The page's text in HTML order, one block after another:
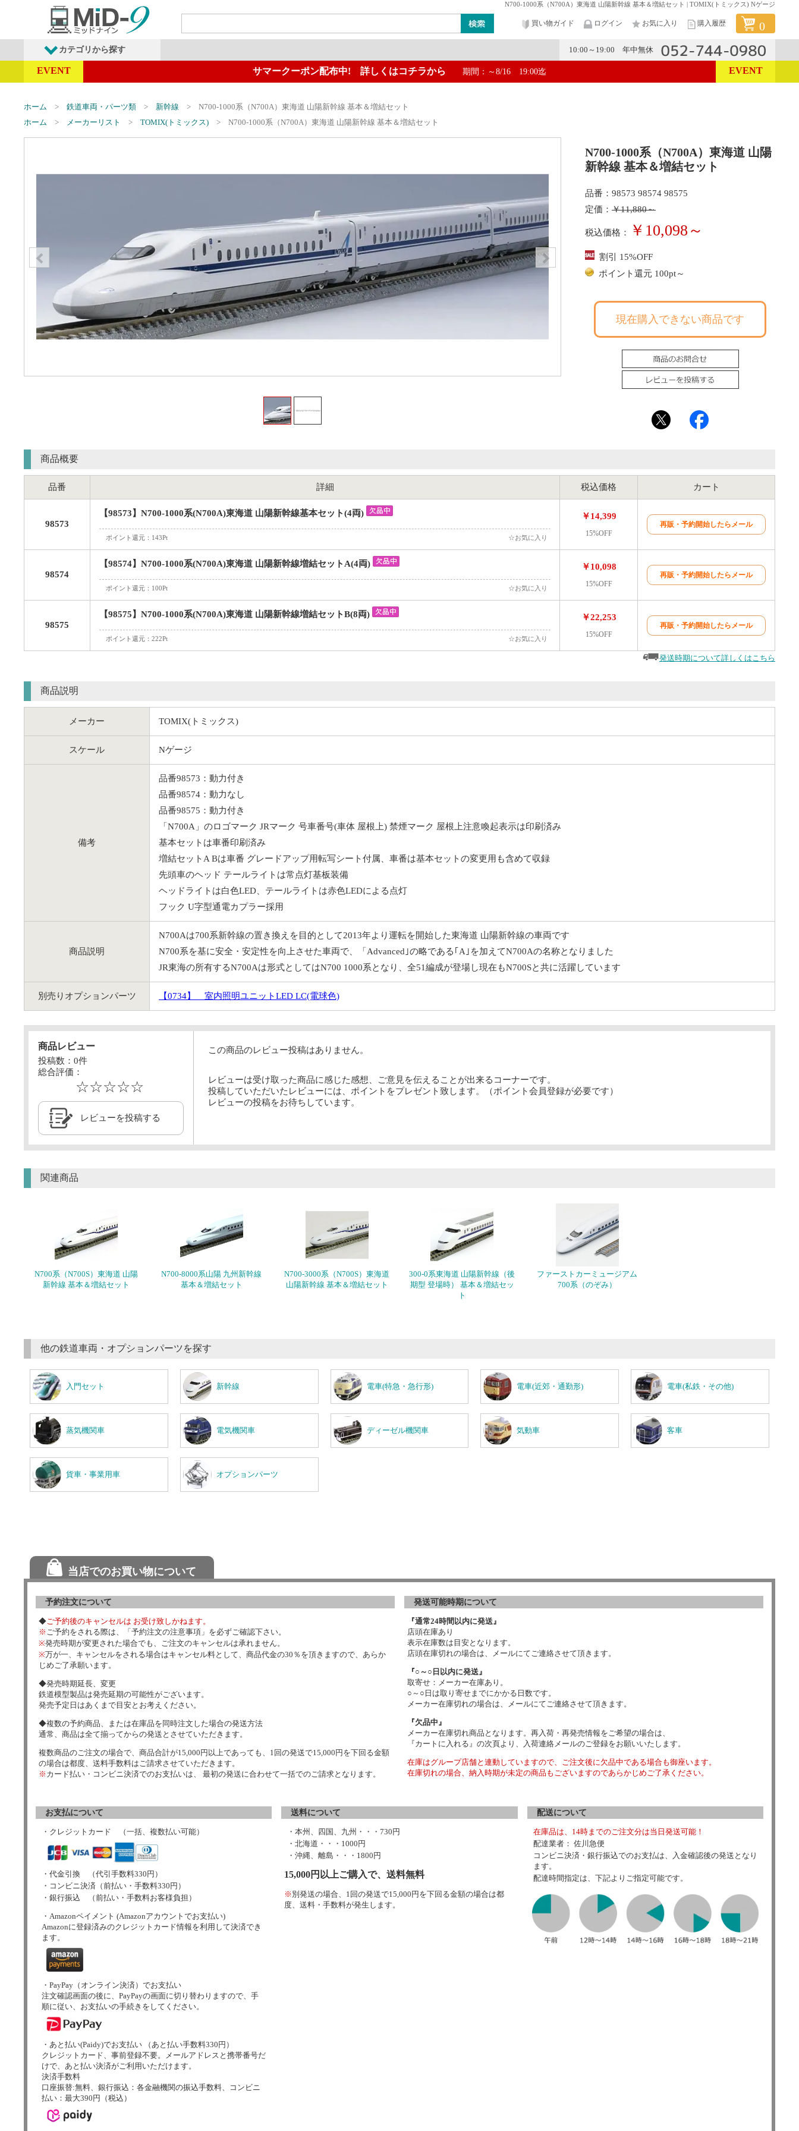
N700-1000系（N700A）東海道 山陽新幹線 基本＆増結セット | TOMIX(トミックス) Nゲージ
買い物ガイド ログイン お気に入り 購入履歴 0
カテゴリから探す 10:00～19:00 年中無休
発売予定商品 鉄道車両・オプション レイアウト・ジオラマ類 工具・塗料・その他 メーカー
EVENT サマークーポン配布中! 詳しくはコチラから 期間：～8/16 19:00迄 EVENT
ホーム 鉄道車両・パーツ類 新幹線
N700-1000系（N700A）東海道 山陽新幹線 基本＆増結セット
ホーム
メーカーリスト TOMIX(トミックス) N700-1000系（N700A）東海道 山陽新幹線 基本＆増結セット
N700-1000系（N700A）東海道 山陽
新幹線 基本＆増結セット
品番：98573 98574 98575
定価： ￥11,880～
税込価格： ￥10,098～
割引 15%OFF
ポイント還元 100pt～
現在購入できない商品です
商品概要
品番 詳細 税込価格 カート
98573
【98573】N700-1000系(N700A)東海道 山陽新幹線基本セット(4両)
ポイント還元：143Pt ☆お気に入り
￥14,399
15%OFF
再販・予約開始したらメール
98574
【98574】N700-1000系(N700A)東海道 山陽新幹線増結セットA(4両)
ポイント還元：100Pt ☆お気に入り
￥10,098
15%OFF
再販・予約開始したらメール
98575
【98575】N700-1000系(N700A)東海道 山陽新幹線増結セットB(8両)
ポイント還元：222Pt ☆お気に入り
￥22,253
15%OFF
再販・予約開始したらメール
発送時期について詳しくはこちら
商品説明
メーカー TOMIX(トミックス)
スケール Nゲージ
備考
品番98573：動力付き
品番98574：動力なし
品番98575：動力付き
「N700A」のロゴマーク JRマーク 号車番号(車体 屋根上) 禁煙マーク 屋根上注意喚起表示は印刷済み
基本セットは車番印刷済み
増結セットA Bは車番 グレードアップ用転写シート付属、車番は基本セットの変更用も含めて収録
先頭車のヘッド テールライトは常点灯基板装備
ヘッドライトは白色LED、テールライトは赤色LEDによる点灯
フック U字型通電カプラー採用
商品説明
N700Aは700系新幹線の置き換えを目的として2013年より運転を開始した東海道 山陽新幹線の車両です
N700系を基に安全・安定性を向上させた車両で、「Advanced｣の略である｢A｣を加えてN700Aの名称となりました
JR東海の所有するN700Aは形式としてはN700 1000系となり、全51編成が登場し現在もN700Sと共に活躍しています
別売りオプションパーツ 【0734】 室内照明ユニットLED LC(電球色)
商品レビュー
投稿数： 0件
総合評価：
☆☆☆☆☆
レビューを投稿する
この商品のレビュー投稿はありません。
レビューは受け取った商品に感じた感想、ご意見を伝えることが出来るコーナーです。
投稿していただいたレビューには、ポイントをプレゼント致します。（ポイント会員登録が必要です）
レビューの投稿をお待ちしています。
関連商品
N700系（N700S）東海道 山陽
新幹線 基本＆増結セット
N700-8000系山陽 九州新幹線
基本＆増結セット
N700-3000系（N700S）東海道
山陽新幹線 基本＆増結セット
300-0系東海道 山陽新幹線（後
期型 登場時） 基本＆増結セッ
ト
ファーストカーミュージアム
700系（のぞみ）
他の鉄道車両・オプションパーツを探す
入門セット 新幹線 電車(特急・急行形) 電車(近郊・通勤形) 電車(私鉄・その他)
蒸気機関車 電気機関車 ディーゼル機関車 気動車 客車
貨車・事業用車 オプションパーツ
当店でのお買い物について
予約注文について
◆ご予約後のキャンセルは お受け致しかねます。
※ ご予約をされる際は、「予約注文の注意事項」を必ずご確認下さい。
※発売時期が変更された場合でも、ご注文のキャンセルは承れません。
※万が一、キャンセルをされる場合はキャンセル料として、商品代金の30％を頂きますので、あらか
じめご了承願います。
◆発売時期延長、変更
鉄道模型製品は発売延期の可能性がございます。
発売予定日はあくまで目安とお考えください。
◆複数の予約商品、または在庫品を同時注文した場合の発送方法
通常、商品は全て揃ってからの発送とさせていただきます。
複数商品のご注文の場合で、商品合計が15,000円以上であっても、1回の発送で15,000円を下回る金額
の場合は都度、送料手数料はご請求させていただきます。
※ カード払い・コンビニ決済でのお支払いは、 最初の発送に合わせて一括でのご請求となります。
発送可能時期について
『通常24時間以内に発送』
店頭在庫あり
表示在庫数は目安となります。
店頭在庫切れの場合は、メールにてご連絡させて頂きます。
『○～○日以内に発送』
取寄せ：メーカー在庫あり。
○～○日は取り寄せまでにかかる日数です。
メーカー在庫切れの場合は、メールにてご連絡させて頂きます。
『欠品中』
メーカー在庫切れ商品となります。再入荷・再発売情報をご希望の場合は、
『カートに入れる』の次頁より、入荷連絡メールのご登録をお願いいたします。
在庫はグループ店舗と連動していますので、ご注文後に欠品中である場合も御座います。
在庫切れの場合、納入時期が未定の商品もございますのであらかじめご了承ください。
お支払について
・クレジットカード （一括、複数払い可能）
・代金引換 （代引手数料330円）
・コンビニ決済（前払い・手数料330円）
・銀行振込 （前払い・手数料お客様負担）
・Amazonペイメント (Amazonアカウントでお支払い)
Amazonに登録済みのクレジットカード情報を利用して決済でき
ます。
・PayPay（オンライン決済）でお支払い
注文確認画面の後に、PayPayの画面に切り替わりますので、手
順に従い、お支払いの手続きをしてください。
・あと払い(Paidy)でお支払い （あと払い手数料330円）
クレジットカード、事前登録不要。メールアドレスと携帯番号だ
けで、あと払い決済がご利用いただけます。
決済手数料
口座振替:無料、銀行振込：各金融機関の振込手数料、コンビニ
払い：最大390円（税込）
送料について
・本州、四国、九州・・・730円
・北海道・・・1000円
・沖縄、離島・・・1800円
15,000円以上ご購入で、送料無料
※ 別発送の場合、1回の発送で15,000円を下回る金額の場合は都
度、送料・手数料が発生します。
配送について
在庫品は、14時までのご注文分は当日発送可能！
配達業者： 佐川急便
コンビニ決済・銀行振込でのお支払は、入金確認後の発送となり
ます。
配達時間指定は、下記よりご指定可能です。